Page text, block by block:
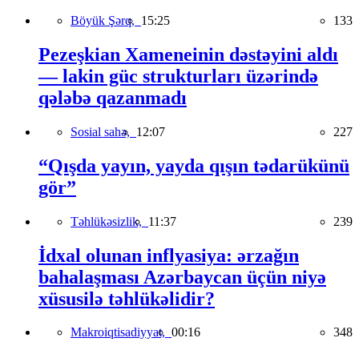
Böyük Şərq, 15:25 133
Pezeşkian Xameneinin dəstəyini aldı
— lakin güc strukturları üzərində
qələbə qazanmadı
Sosial sahə, 12:07 227
“Qışda yayın, yayda qışın tədarükünü
gör”
Təhlükəsizlik, 11:37 239
İdxal olunan inflyasiya: ərzağın
bahalaşması Azərbaycan üçün niyə
xüsusilə təhlükəlidir?
Makroiqtisadiyyat, 00:16 348